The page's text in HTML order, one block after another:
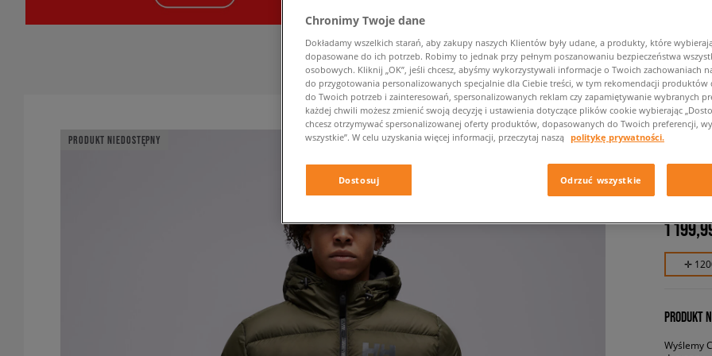
PRODUKT NIEDOSTĘPNY
męskie,
1
✛
PRODUKT
Wyślemy
Chronimy Twoje dane
Dokładamy wszelkich starań, aby zakupy naszych Klientów były udane, a produkty, które
dopasowane do ich potrzeb. Robimy to jednak przy pełnym poszanowaniu bezpieczeństwa
osobowych. Kliknij „OK”, jeśli chcesz, abyśmy wykorzystywali informacje o Twoich zachowaniach
do przygotowania personalizowanych specjalnie dla Ciebie treści, w tym rekomendacji produktów
do Twoich potrzeb i zainteresowań, spersonalizowanych reklam czy zapamiętywanie wybranych
każdej chwili możesz zmienić swoją decyzję i ustawienia dotyczące plików cookie wybierając
chcesz otrzymywać spersonalizowanej oferty produktów, dopasowanych do Twoich preferencji,
wszystkie”. W celu uzyskania więcej informacji, przeczytaj naszą politykę prywatności.
Dostosuj Odrzuć wszystkie